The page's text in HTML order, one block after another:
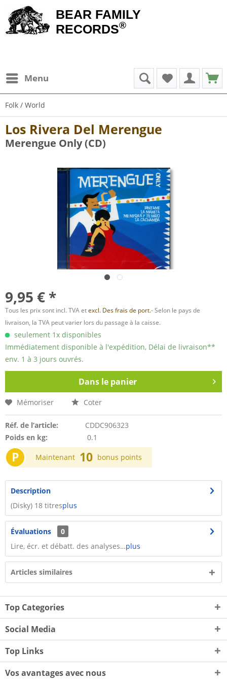
BEAR FAMILY
RECORDS®
Menu
Folk / World
Los Rivera Del Merengue
Merengue Only (CD)
9,95 € *
Tous les prix sont incl. TVA etexcl. Des frais de port.- Selon le pays de
livraison, la TVA peut varier lors du passage à la caisse.
seulement 1x disponibles
Immédiatement disponible à l'expédition, Délai de livraison**
env. 1 à 3 jours ouvrés.
Dans le panier
Mémoriser Coter
Réf. de l’article:
CDDC906323
Poids en kg:
0.1
P Maintenant 10 bonus points
Description
(Disky) 18 titresplus
Évaluations
0
Lire, écr. et débatt. des analyses…plus
Articles similaires
Top Categories
Social Media
Top Links
Vos avantages avec nous